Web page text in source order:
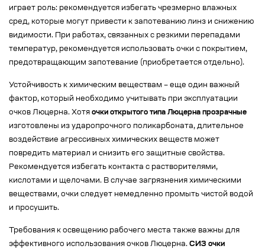
играет роль: рекомендуется избегать чрезмерно влажных
сред, которые могут привести к запотеванию линз и снижению
видимости. При работах, связанных с резкими перепадами
температур, рекомендуется использовать очки с покрытием,
предотвращающим запотевание (приобретается отдельно).
Устойчивость к химическим веществам – еще один важный
фактор, который необходимо учитывать при эксплуатации
очков Люцерна. Хотя очки открытого типа Люцерна прозрачные
изготовлены из ударопрочного поликарбоната, длительное
воздействие агрессивных химических веществ может
повредить материал и снизить его защитные свойства.
Рекомендуется избегать контакта с растворителями,
кислотами и щелочами. В случае загрязнения химическими
веществами, очки следует немедленно промыть чистой водой
и просушить.
Требования к освещению рабочего места также важны для
эффективного использования очков Люцерна. СИЗ очки